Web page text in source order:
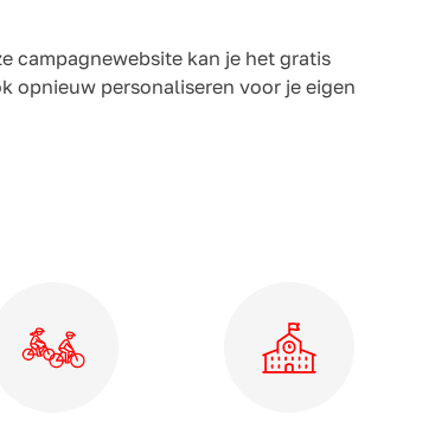
campagnewebsite kan je het gratis
opnieuw personaliseren voor je eigen